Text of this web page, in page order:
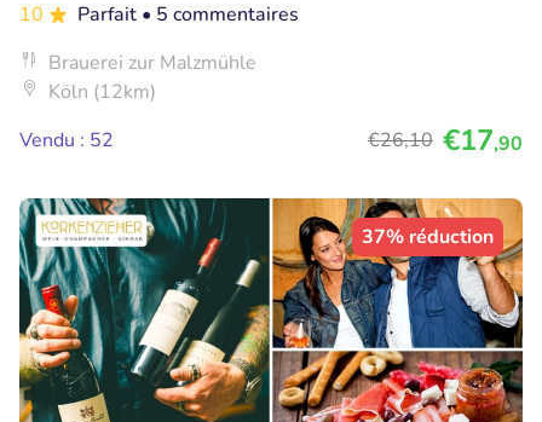
10
Parfait • 5 commentaires
Brauerei zur Malzmühle
Köln (12km)
Vendu : 52
€26,10 €17,90
37% réduction